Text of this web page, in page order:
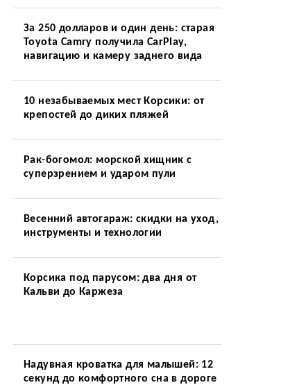
За 250 долларов и один день: старая
Toyota Camry получила CarPlay,
навигацию и камеру заднего вида
10 незабываемых мест Корсики: от
крепостей до диких пляжей
Рак-богомол: морской хищник с
суперзрением и ударом пули
Весенний автогараж: скидки на уход,
инструменты и технологии
Корсика под парусом: два дня от
Кальви до Каржеза
Надувная кроватка для малышей: 12
секунд до комфортного сна в дороге